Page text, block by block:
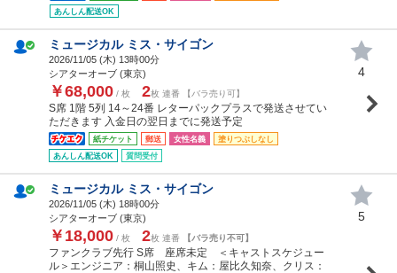
あんしん配送OK
ミュージカル ミス・サイゴン
2026/11/05 (木) 13時00分
シアターオーブ (東京)
￥68,000 / 枚 2枚 連番 【バラ売り可】
S席 1階 5列 14～24番 レターパックプラスで発送させてい
ただきます 入金日の翌日までに発送予定
紙チケット 郵送 女性名義
塗りつぶしなし
あんしん配送OK
質問受付
4
ミュージカル ミス・サイゴン
2026/11/05 (木) 18時00分
シアターオーブ (東京)
￥18,000 / 枚 2枚 連番 【バラ売り不可】
ファンクラブ先行 S席 座席未定 ＜キャストスケジュー
ル＞エンジニア：桐山照史、キム：屋比久知奈、クリス：
5